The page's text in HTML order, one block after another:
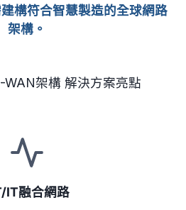
構符合智慧製造的全球網路
架構。
WAN架構 解決方案亮點
IT融合網路